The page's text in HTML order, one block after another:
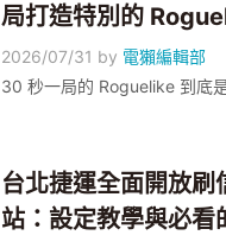
局打造特別的
2026/07/31 by 電獺編輯部
30 秒一局的 Roguelike 到底
台北捷運全面開放
站：設定教學與必看